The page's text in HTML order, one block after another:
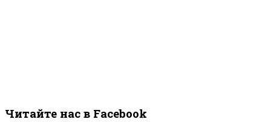
Читайте нас в Facebook